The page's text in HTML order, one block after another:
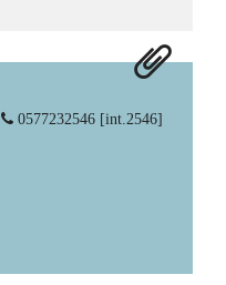
0577232546 [int.2546]